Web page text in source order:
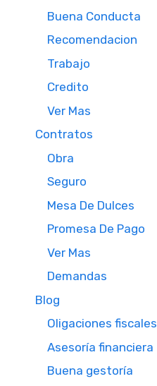
Buena Conducta
Recomendacion
Trabajo
Credito
Ver Mas
Contratos
Obra
Seguro
Mesa De Dulces
Promesa De Pago
Ver Mas
Demandas
Blog
Oligaciones fiscales
Asesoría financiera
Buena gestoría